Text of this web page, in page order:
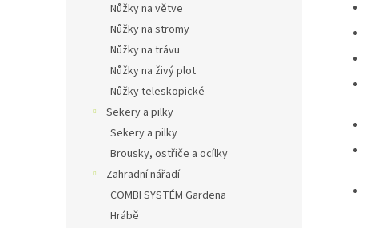
Nůžky na větve
Nůžky na stromy
Nůžky na trávu
Nůžky na živý plot
Nůžky teleskopické
Sekery a pilky
Sekery a pilky
Brousky, ostřiče a ocílky
Zahradní nářadí
COMBI SYSTÉM Gardena
Hrábě